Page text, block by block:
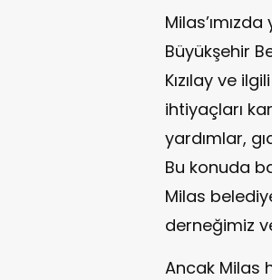
Büyükşehir
Kızılay ve
ihtiyaçları
yardımlar,
Bu konuda
Milas
derneğimiz
Ancak Milas